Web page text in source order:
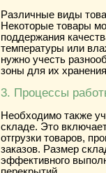
Различные виды
Некоторые товары
поддержания
температуры или
нужно учесть
зоны для их
3. Процессы
Необходимо также
складе. Это
отгрузки товаров,
заказов. Размер
эффективного